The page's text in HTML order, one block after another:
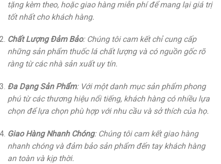
tặng kèm theo, hoặc giao hàng miễn phí để mang lại giá trị
tốt nhất cho khách hàng.
Chất Lượng Đảm Bảo: Chúng tôi cam kết chỉ cung cấp
những sản phẩm thuốc lá chất lượng và có nguồn gốc rõ
ràng từ các nhà sản xuất uy tín.
Đa Dạng Sản Phẩm: Với một danh mục sản phẩm phong
phú từ các thương hiệu nổi tiếng, khách hàng có nhiều lựa
chọn để lựa chọn phù hợp với nhu cầu và sở thích của họ.
Giao Hàng Nhanh Chóng: Chúng tôi cam kết giao hàng
nhanh chóng và đảm bảo sản phẩm đến tay khách hàng
an toàn và kịp thời.